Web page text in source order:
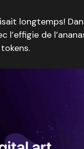
longtemps!
l’effigie de